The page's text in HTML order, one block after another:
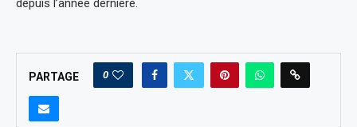
depuis l’année dernière.
PARTAGE 0